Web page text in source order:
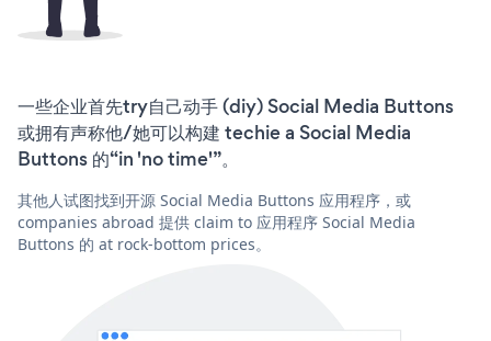
一些企业首先try自己动手 (diy) Social Media Buttons
或拥有声称他/她可以构建 techie a Social Media
Buttons 的“in 'no time'”。
其他人试图找到开源 Social Media Buttons 应用程序，或
companies abroad 提供 claim to 应用程序 Social Media
Buttons 的 at rock-bottom prices。